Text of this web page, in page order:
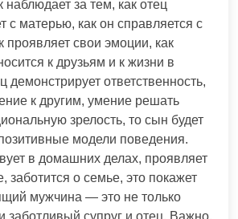
за тем, как отец
с матерью, как он справляется с
проявляет свои эмоции, как
к друзьям и к жизни в
демонстрирует ответственность,
к другим, умение решать
зрелость, то сын будет
модели поведения.
в домашних делах, проявляет
заботится о семье, это покажет
мужчина — это не только